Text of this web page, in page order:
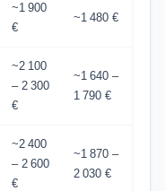
~1 900
€
~1 480 €
~2 100
– 2 300
€
~1 640 –
1 790 €
~2 400
– 2 600
€
~1 870 –
2 030 €